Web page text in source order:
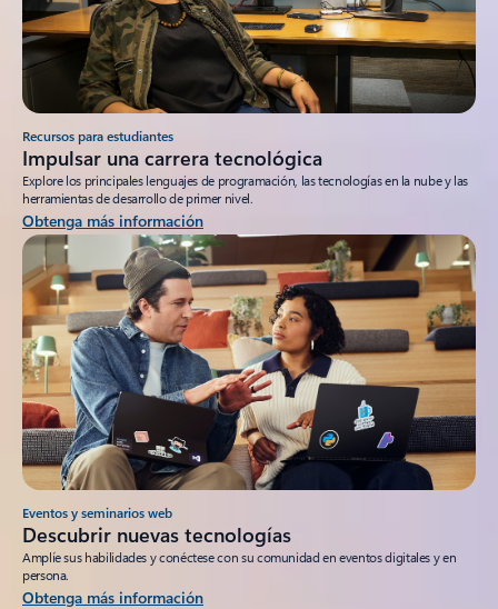
Recursos para estudiantes
Impulsar una carrera tecnológica
Explore los principales lenguajes de programación, las tecnologías en la nube y las
herramientas de desarrollo de primer nivel.
Obtenga más información
Eventos y seminarios web
Descubrir nuevas tecnologías
Amplíe sus habilidades y conéctese con su comunidad en eventos digitales y en
persona.
Obtenga más información